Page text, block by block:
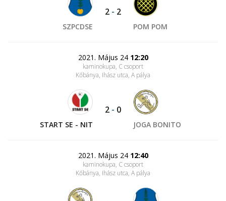
SZPCDSE
2 - 2
POM POM
2021. Május 24 12:20
kaminokupa, C csoport
Kőbánya, Ihász utca, A pálya
START SE - NIT
2 - 0
JOGA BONITO
2021. Május 24 12:40
kaminokupa, C csoport
Kőbánya, Ihász utca, A pálya